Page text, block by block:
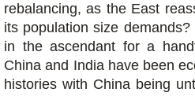
rebalancing, as the East
its population size
in the ascendant for a
China and India have been
histories with China being